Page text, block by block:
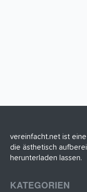
vereinfacht.net ist
die ästhetisch
herunterladen lassen.
KATEGORIEN